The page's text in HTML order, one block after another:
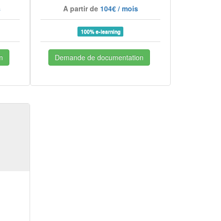
A partir de 104€ / mois
100% e-learning
Demande de documentation